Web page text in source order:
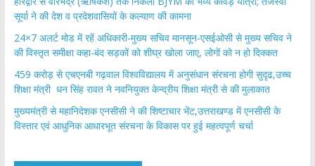
सूर्या ने की देश व प्रदेशवासियों के कल्याण की कामना
24×7 अलर्ट मोड में रहें अधिकारी-मुख्य सचिव मानसून-एसईओसी से मुख्य सचिव ने
की विस्तृत समीक्षा कहा-बंद सड़कों को शीघ्र खोला जाए, लोगों को न हो दिक्कत
459 करोड़ से एचएनबी गढ़वाल विश्वविद्यालय में अनुसंधान संरचना होगी सुदृढ,उच्च
शिक्षा मंत्री धन सिंह रावत ने नवनियुक्त केन्द्रीय शिक्षा मंत्री से की मुलाकात
मुख्यमंत्री से महानिदेशक एनसीसी ने की शिष्टाचार भेंट,उत्तराखण्ड में एनसीसी के
विस्तार एवं आधुनिक आधारभूत संरचना के विकास पर हुई महत्वपूर्ण चर्चा